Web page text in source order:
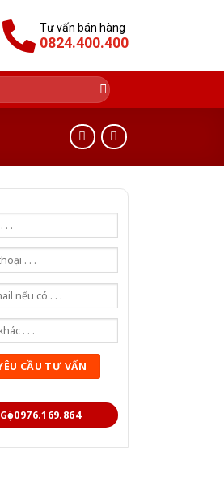
Tư vấn bán hàng
0824.400.400
Gọi 0976.169.864